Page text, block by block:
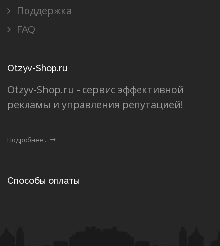
Поддержка
FAQ
Otzyv-Shop.ru
Otzyv-Shop.ru - сервис эффективной
рекламы и управления репутацией!
Подробнее..
Способы оплаты